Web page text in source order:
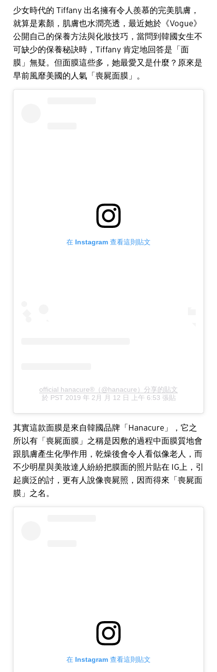
少女時代的 Tiffany 出名擁有令人羨慕的完美肌膚，
就算是素顏，肌膚也水潤亮透，最近她於《Vogue》
公開自己的保養方法與化妝技巧，當問到韓國女生不
可缺少的保養秘訣時，Tiffany 肯定地回答是「面
膜」無疑。但面膜這些多，她最愛又是什麼？原來是
早前風靡美國的人氣「喪屍面膜」。
在 Instagram 查看這則貼文
official hanacure®（@hanacure）分享的貼文
於 PST 2019 年 2月 月 12 日 上午 6:53 張貼
其實這款面膜是來自韓國品牌「Hanacure」，它之
所以有「喪屍面膜」之稱是因敷的過程中面膜質地會
跟肌膚產生化學作用，乾燥後會令人看似像老人，而
不少明星與美妝達人紛紛把膜面的照片貼在 IG上，引
起廣泛的討，更有人說像喪屍照，因而得來「喪屍面
膜」之名。
在 Instagram 查看這則貼文